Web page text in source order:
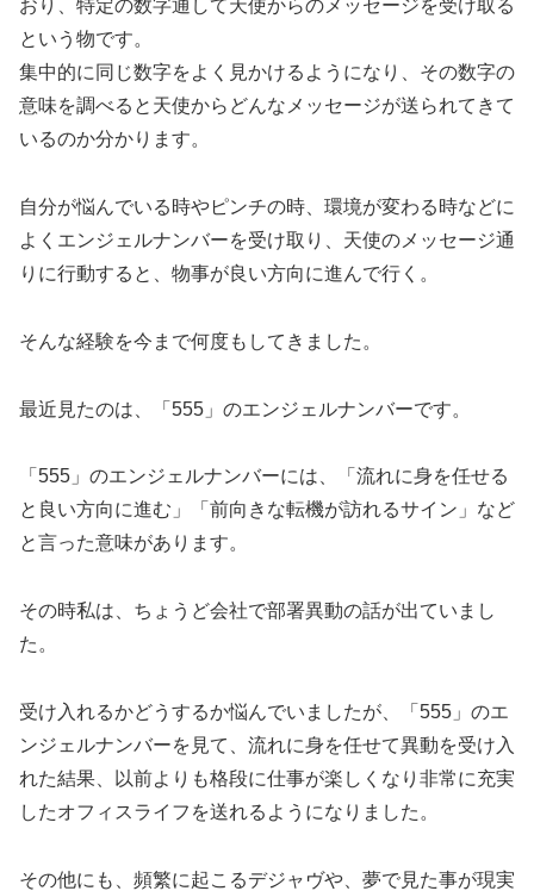
おり、特定の数字通して天使からのメッセージを受け取る
という物です。
集中的に同じ数字をよく見かけるようになり、その数字の
意味を調べると天使からどんなメッセージが送られてきて
いるのか分かります。
自分が悩んでいる時やピンチの時、環境が変わる時などに
よくエンジェルナンバーを受け取り、天使のメッセージ通
りに行動すると、物事が良い方向に進んで行く。
そんな経験を今まで何度もしてきました。
最近見たのは、「555」のエンジェルナンバーです。
「555」のエンジェルナンバーには、「流れに身を任せる
と良い方向に進む」「前向きな転機が訪れるサイン」など
と言った意味があります。
その時私は、ちょうど会社で部署異動の話が出ていまし
た。
受け入れるかどうするか悩んでいましたが、「555」のエ
ンジェルナンバーを見て、流れに身を任せて異動を受け入
れた結果、以前よりも格段に仕事が楽しくなり非常に充実
したオフィスライフを送れるようになりました。
その他にも、頻繁に起こるデジャヴや、夢で見た事が現実